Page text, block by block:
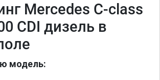
Mercedes C-class
CDI дизель в
модель: